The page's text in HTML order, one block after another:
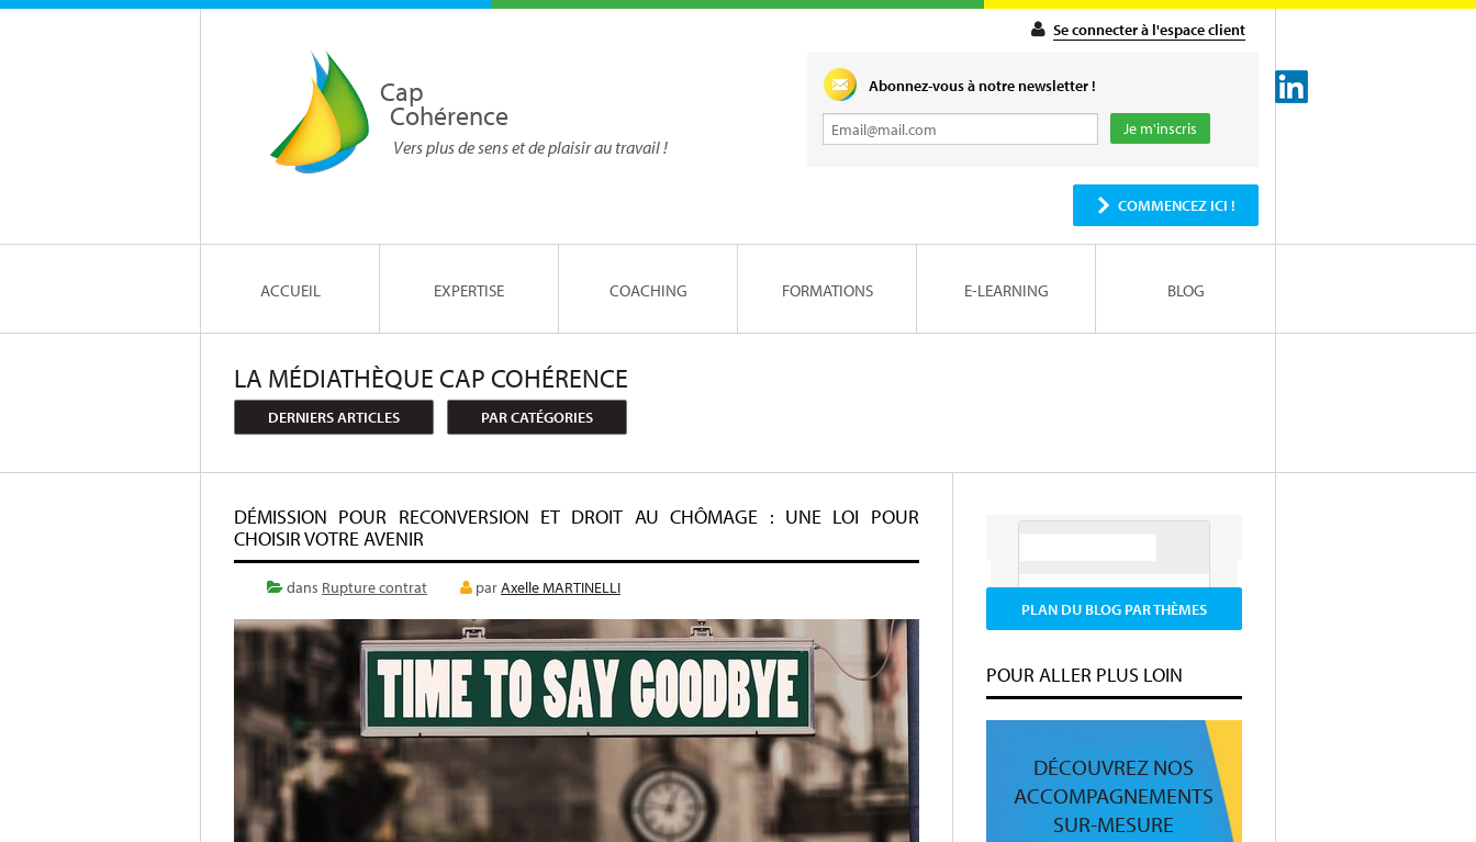
Cap
Cohérence
Vers plus de sens et de plaisir au travail !
Abonnez-vous à notre newsletter !
COMMENCEZ ICI !
Se connecter à l'espace client
ACCUEIL EXPERTISE COACHING FORMATIONS E-LEARNING BLOG
LA MÉDIATHÈQUE CAP COHÉRENCE
DERNIERS ARTICLES PAR CATÉGORIES
DÉMISSION POUR RECONVERSION ET DROIT AU CHÔMAGE : UNE LOI POUR
CHOISIR VOTRE AVENIR
dans Rupture contrat parAxelle MARTINELLI
PLAN DU BLOG PAR THÈMES
POUR ALLER PLUS LOIN
DÉCOUVREZ NOS
ACCOMPAGNEMENTS
SUR-MESURE